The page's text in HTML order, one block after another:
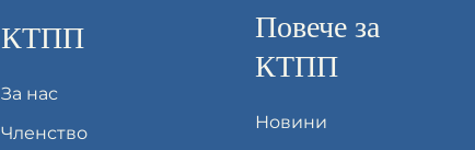
КТПП
За нас
Членство
Повече за
КТПП
Новини